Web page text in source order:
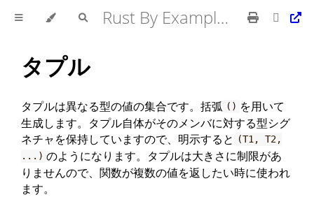
Rust By Example 日本語版
タプル
タプルは異なる型の値の集合です。括弧 () を用いて
生成します。タプル自体がそのメンバに対する型シグ
ネチャを保持していますので、明示すると
(T1, T2,
...) のようになります。タプルは大きさに制限があ
りませんので、関数が複数の値を返したい時に使われ
ます。